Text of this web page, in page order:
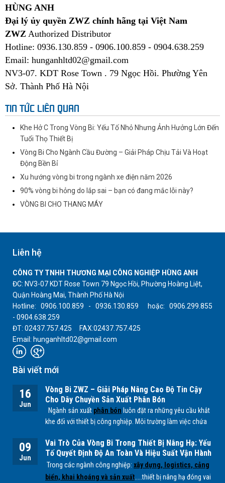
HÙNG ANH
Đại lý ủy quyền ZWZ chính hãng tại Việt Nam
ZWZ Authorized Distributor
Hotline: 0936.130.859 - 0906.100.859 - 0904.638.259
Email: hunganhltd02@gmail.com
NV3-07. KDT Rose Town . 79 Ngọc Hồi. Phường Yên
Sở. Thành Phố Hà Nội
TIN TỨC LIÊN QUAN
Khe Hở C Trong Vòng Bi: Yếu Tố Nhỏ Nhưng Ảnh Hưởng Lớn Đến
Tuổi Thọ Thiết Bị
Vòng Bi Cho Ngành Cầu Đường – Giải Pháp Chịu Tải Và Hoạt
Động Bền Bỉ
Xu hướng vòng bi trong ngành xe điện năm 2026
90% vòng bi hỏng do lắp sai – bạn có đang mắc lỗi này?
VÒNG BI CHO THANG MÁY
Liên hệ
CÔNG TY TNHH THƯƠNG MẠI CÔNG NGHIỆP HÙNG ANH
ĐC: NV3-07 KDT Rose Town 79 Ngọc Hồi, Phường Hoàng Liệt,
Quận Hoàng Mai, Thành Phố Hà Nội
Hotline: 0906.100.859 - 0936.130.859 hoặc: 0906.299.855
- 0904.638.259
ĐT: 02437.757.425 FAX:02437.757.425
Email: hunganhltd02@gmail.com
Bài viết mới
16
Jun
Vòng Bi ZWZ – Giải Pháp Nâng Cao Độ Tin Cậy
Cho Dây Chuyền Sản Xuất Phân Bón
Ngành sản xuất phân bón luôn đặt ra những yêu cầu khắt
khe đối với thiết bị công nghiệp. Môi trường làm việc chứa
quá trình sản xuấtNPK, lân, đạm
... có thể ảnh hưởng trực
tiếp đến tuổi thọ của các bộ phận cơ khí, đặc biệt làvòng
bi.
09
Jun
Vai Trò Của Vòng Bi Trong Thiết Bị Nâng Hạ: Yếu
Tố Quyết Định Độ An Toàn Và Hiệu Suất Vận Hành
Trong các ngành công nghiệp: xây dựng, logistics, cảng
biển, khai khoáng và sản xuất .....thiết bị nâng hạ đóng vai